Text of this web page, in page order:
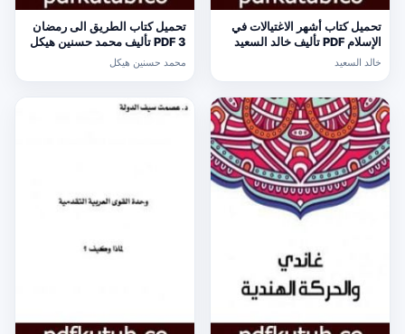
تحميل كتاب أشهر الاغتيالات في
الإسلام PDF تأليف خالد السعيد
مجانا [كامل]
خالد السعيد
تحميل كتاب الطريق الى رمضان
3 PDF تأليف محمد حسنين هيكل
محمد حسنين هيكل